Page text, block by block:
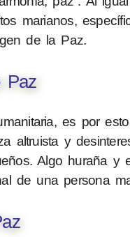
marianos,
de la Paz.
Paz
es por
altruista y
Algo huraña y
de una persona